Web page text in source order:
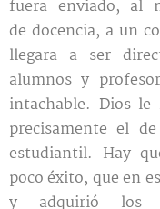
fuera enviado, al
de docencia, a un
llegara a ser
alumnos y
intachable. Dios le
precisamente el
estudiantil. Hay
poco éxito, que en
y adquirió los